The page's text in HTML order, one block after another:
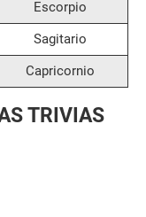
Escorpio
Sagitario
Capricornio
TRIVIAS